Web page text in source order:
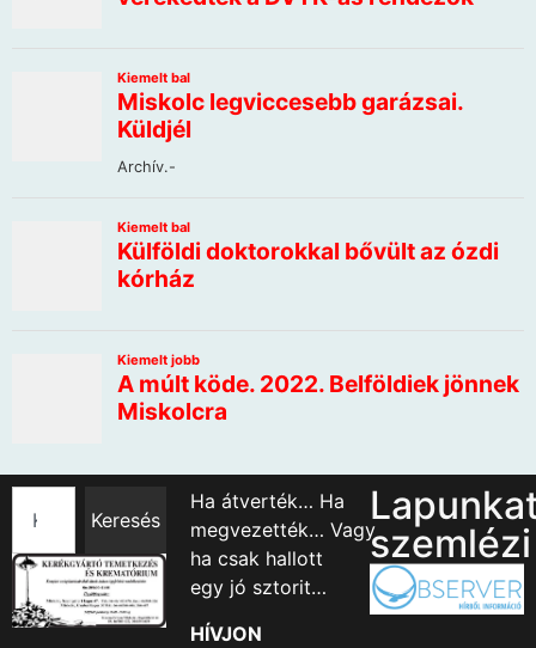
Keresés
Ha átverték… Ha
megvezették… Vagy
ha csak hallott
egy jó sztorit…
HÍVJON
szemlézi